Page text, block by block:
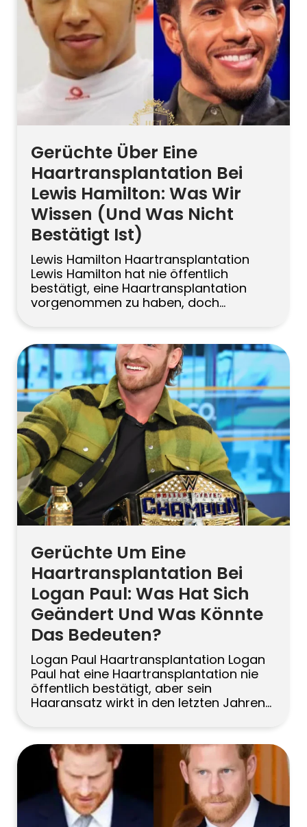
was Spekulation ist und […]
Gerüchte Über Eine
Haartransplantation Bei
Lewis Hamilton: Was Wir
Wissen (Und Was Nicht
Bestätigt Ist)
Lewis Hamilton Haartransplantation
Lewis Hamilton hat nie öffentlich
bestätigt, eine Haartransplantation
vorgenommen zu haben, doch
Laufe der Jahre haben immer wieder
Spekulationen ausgelöst. Fotos deuten
auf eine Phase der Ausdünnung hin,
gefolgt von einem volleren,
definierteren Haaransatz. Falls ein
Eingriff stattgefunden hat, verweisen
Spezialisten oft auf moderne FUE-
Techniken, da diese minimale […]
Gerüchte Um Eine
Haartransplantation Bei
Logan Paul: Was Hat Sich
Geändert Und Was Könnte
Das Bedeuten?
Logan Paul Haartransplantation Logan
Paul hat eine Haartransplantation nie
öffentlich bestätigt, aber sein
Haaransatz wirkt in den letzten Jahren
Spekulationen geführt hat. Eine solche
Veränderung kann durch Styling,
medizinische Behandlungen gegen
Haarausfall, PRP oder einen
chirurgischen Eingriff entstehen. Wenn
Sie sich mit dem Thema beschäftigen,
ist es entscheidend zu […]